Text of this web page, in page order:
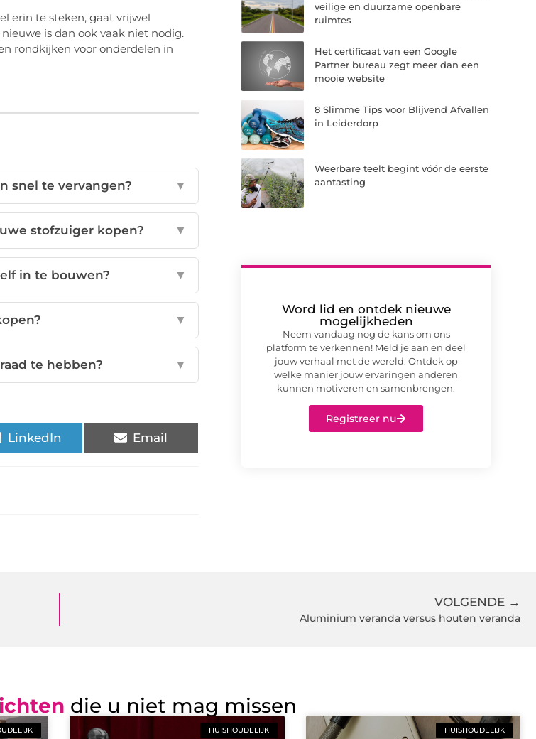
erin te steken, gaat vrijwel
is dan ook vaak niet nodig.
rondkijken voor onderdelen in
snel te vervangen? ▼
stofzuiger kopen? ▼
in te bouwen? ▼
▼
te hebben? ▼
LinkedIn Email
veilige en duurzame openbare
ruimtes
Het certificaat van een Google
Partner bureau zegt meer dan een
mooie website
8 Slimme Tips voor Blijvend Afvallen
in Leiderdorp
Weerbare teelt begint vóór de eerste
aantasting
Word lid en ontdek nieuwe
mogelijkheden
Neem vandaag nog de kans om ons
platform te verkennen! Meld je aan en deel
jouw verhaal met de wereld. Ontdek op
welke manier jouw ervaringen anderen
kunnen motiveren en samenbrengen.
Registreer nu
VOLGENDE →
Aluminium veranda versus houten veranda
die u niet mag missen
HUISHOUDELIJK HUISHOUDELIJK